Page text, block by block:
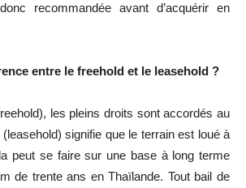
recommandée avant d’acquérir en
entre le freehold et le leasehold ?
les pleins droits sont accordés au
signifie que le terrain est loué à
peut se faire sur une base à long terme
de trente ans en Thaïlande. Tout bail de